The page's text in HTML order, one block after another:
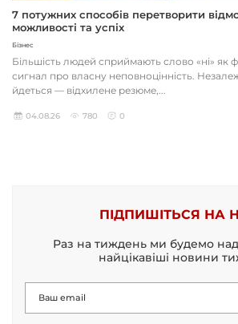
7 потужних способів перетворити
можливості та успіх
Бізнес
Більшість людей сприймають слово «ні» як
сигнал про власну неповноцінність.
йдеться — відхилене резюме,...
04.08.26 780 0
ПІДПИШІТЬСЯ НА
Раз на тиждень ми будемо
найцікавіші новини